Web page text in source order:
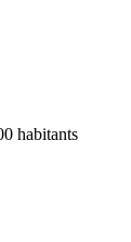
habitants